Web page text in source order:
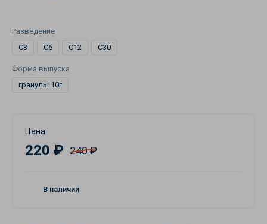
Разведение
C3
C6 C12 C30
Форма выпуска
гранулы 10г
Цена
220 ₽ 240 ₽
В наличии